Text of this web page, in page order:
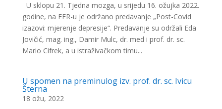
U sklopu 21. Tjedna mozga, u srijedu 16. ožujka 2022.
godine, na FER-u je održano predavanje „Post-Covid
izazovi: mjerenje depresije“. Predavanje su održali Eda
Jovičić, mag. ing., Damir Mulc, dr. med i prof. dr. sc.
Mario Cifrek, a u istraživačkom timu...
U spomen na preminulog izv. prof. dr. sc. Ivicu
Šterna
18 ožu, 2022